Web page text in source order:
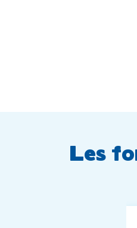
Les